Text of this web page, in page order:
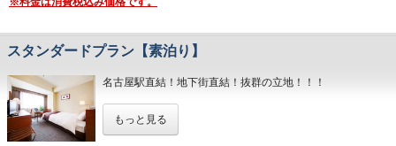
スタンダードプラン【素泊り】
名古屋駅直結！地下街直結！抜群の立地！！！
電気スタンドの貸し出しもあり
デスクワークも楽々こなせます♪♪
もっと見る